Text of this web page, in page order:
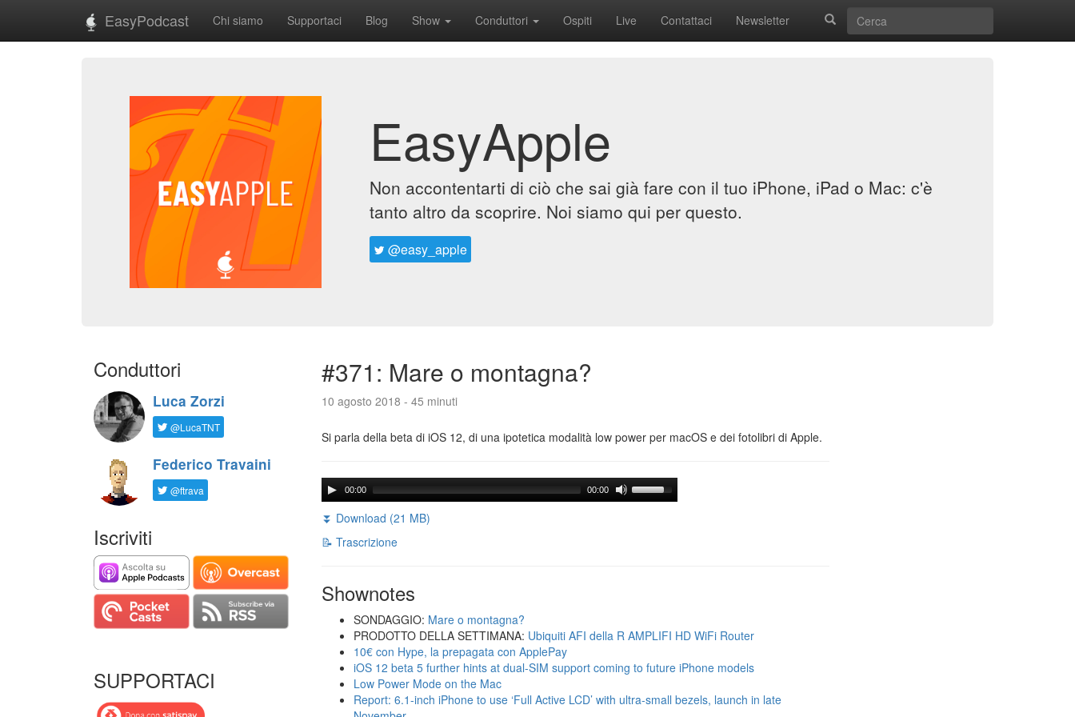
EasyPodcast Chi siamo Supportaci Blog Show Conduttori Ospiti Live Contattaci Newsletter
EasyApple
Non accontentarti di ciò che sai già fare con il tuo iPhone, iPad o Mac: c'è
tanto altro da scoprire. Noi siamo qui per questo.
@easy_apple
Conduttori
Luca Zorzi
@LucaTNT
Federico Travaini
@ftrava
Iscriviti
SUPPORTACI
#371: Mare o montagna?
10 agosto 2018 - 45 minuti
Si parla della beta di iOS 12, di una ipotetica modalità low power per macOS e dei fotolibri di Apple.
00:00 00:00
⏬ Download (21 MB)
📝 Trascrizione
Shownotes
SONDAGGIO: Mare o montagna?
PRODOTTO DELLA SETTIMANA: Ubiquiti AFI della R AMPLIFI HD WiFi Router
10€ con Hype, la prepagata con ApplePay
iOS 12 beta 5 further hints at dual-SIM support coming to future iPhone models
Low Power Mode on the Mac
Report: 6.1-inch iPhone to use ‘Full Active LCD’ with ultra-small bezels, launch in late